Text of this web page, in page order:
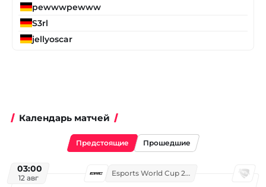
pewwwpewww
S3rl
jellyoscar
Календарь матчей
Предстоящие Прошедшие
03:00
12 авг
Esports World Cup 2026